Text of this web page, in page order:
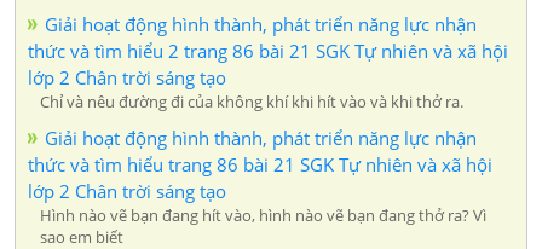
Giải hoạt động hình thành, phát triển năng lực nhận
thức và tìm hiểu 2 trang 86 bài 21 SGK Tự nhiên và xã hội
lớp 2 Chân trời sáng tạo
Chỉ và nêu đường đi của không khí khi hít vào và khi thở ra.
Giải hoạt động hình thành, phát triển năng lực nhận
thức và tìm hiểu trang 86 bài 21 SGK Tự nhiên và xã hội
lớp 2 Chân trời sáng tạo
Hình nào vẽ bạn đang hít vào, hình nào vẽ bạn đang thở ra? Vì
sao em biết